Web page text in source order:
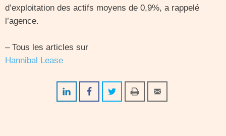
d’exploitation des actifs moyens de 0,9%, a rappelé
l’agence.
– Tous les articles sur
Hannibal Lease